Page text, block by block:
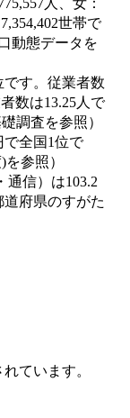
人、女：
世帯で
動態データを
です。従業者数
数は13.25人で
調査を参照）
で全国1位で
参照）
通信）は103.2
府県のすがた
ています。